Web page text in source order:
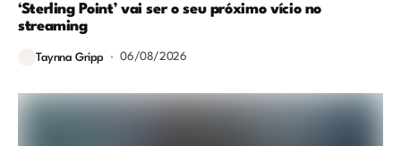
‘Sterling Point’ vai ser o seu próximo vício no
streaming
Taynna Gripp 06/08/2026